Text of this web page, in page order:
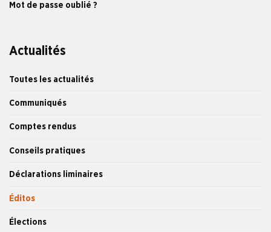
Actualités
Toutes les actualités
Communiqués
Comptes rendus
Conseils pratiques
Déclarations liminaires
Éditos
Élections
Mot de passe oublié ?